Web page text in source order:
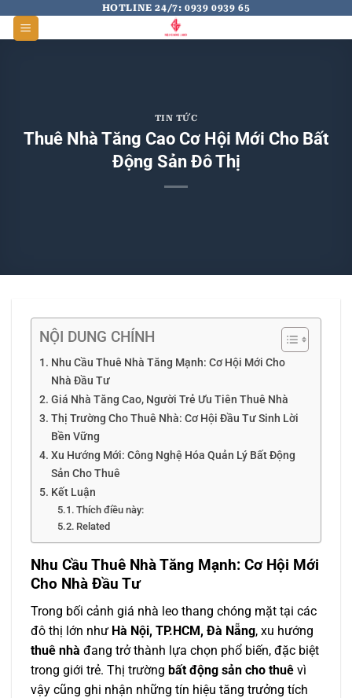
HOTLINE 24/7: 0939 0939 65
TIN TỨC
Thuê Nhà Tăng Cao Cơ Hội Mới Cho Bất
Động Sản Đô Thị
NỘI DUNG CHÍNH
Nhu Cầu Thuê Nhà Tăng Mạnh: Cơ Hội Mới Cho
Nhà Đầu Tư
Giá Nhà Tăng Cao, Người Trẻ Ưu Tiên Thuê Nhà
Thị Trường Cho Thuê Nhà: Cơ Hội Đầu Tư Sinh Lời
Bền Vững
Xu Hướng Mới: Công Nghệ Hóa Quản Lý Bất Động
Sản Cho Thuê
Kết Luận
Thích điều này:
Related
Nhu Cầu Thuê Nhà Tăng Mạnh: Cơ Hội Mới
Cho Nhà Đầu Tư
Trong bối cảnh giá nhà leo thang chóng mặt tại các
đô thị lớn như Hà Nội, TP.HCM, Đà Nẵng, xu hướng
thuê nhà đang trở thành lựa chọn phổ biến, đặc biệt
trong giới trẻ. Thị trường bất động sản cho thuê vì
vậy cũng ghi nhận những tín hiệu tăng trưởng tích